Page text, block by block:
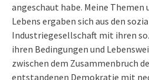
angeschaut habe. Meine Themen
Lebens ergaben sich aus den
Industriegesellschaft mit ihren
ihren Bedingungen und
zwischen dem Zusammenbruch
entstandenen Demokratie mit